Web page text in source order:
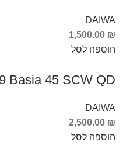
DAIWA
1,500.00 ₪
הוספה לסל
Basia 45 SCW QD
DAIWA
2,500.00 ₪
הוספה לסל